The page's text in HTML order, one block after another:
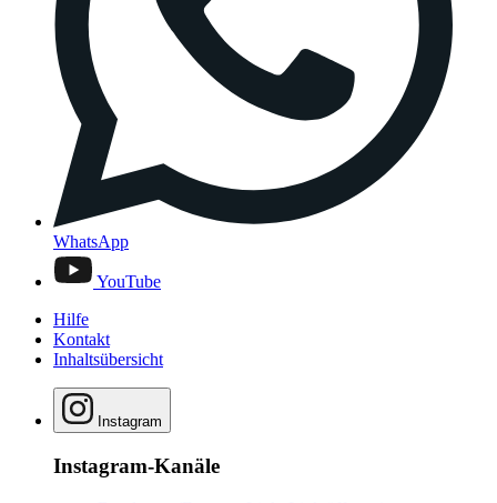
WhatsApp
YouTube
Hilfe
Kontakt
Inhaltsübersicht
Instagram
Instagram-Kanäle